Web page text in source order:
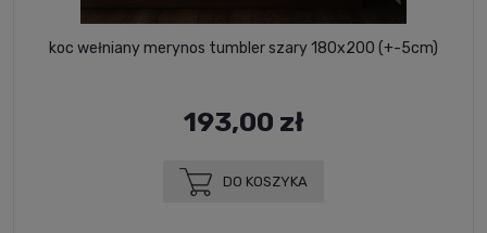
koc wełniany merynos tumbler szary 180x200 (+-5cm)
193,00 zł
DO KOSZYKA